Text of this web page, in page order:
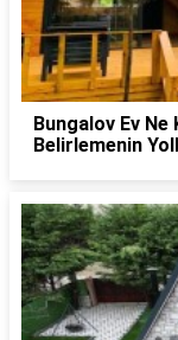
Bungalov Ev
Belirlemenin